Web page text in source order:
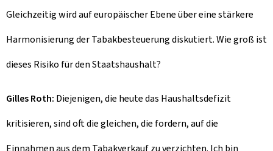
Gleichzeitig wird auf europäischer Ebene über eine stärkere
Harmonisierung der Tabakbesteuerung diskutiert. Wie groß ist
dieses Risiko für den Staatshaushalt?
Gilles Roth: Diejenigen, die heute das Haushaltsdefizit
kritisieren, sind oft die gleichen, die fordern, auf die
Einnahmen aus dem Tabakverkauf zu verzichten. Ich bin